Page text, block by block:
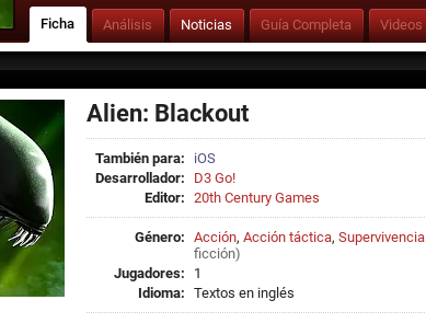
Ficha Análisis Noticias Guía Completa Videos
Alien: Blackout
También para:
iOS
Desarrollador:
D3 Go!
Editor: 20th Century Games
Género: Acción, Acción táctica, Supervivencia
ficción)
Jugadores:
1
Idioma: Textos en inglés